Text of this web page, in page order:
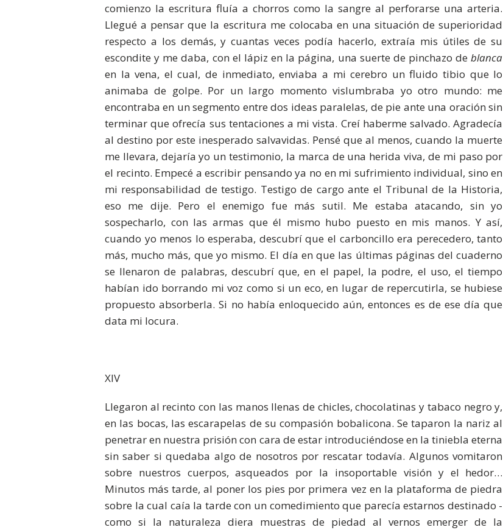
comienzo la escritura fluía a chorros como la sangre al perforarse una arteria.
Llegué a pensar que la escritura me colocaba en una situación de superioridad
respecto a los demás, y cuantas veces podía hacerlo, extraía mis útiles de su
escondite y me daba, con el lápiz en la página, una suerte de pinchazo deblanca
en la vena, el cual, de inmediato, enviaba a mi cerebro un fluido tibio que lo
animaba de golpe. Por un largo momento vislumbraba yo otro mundo: me
encontraba en un segmento entre dos ideas paralelas, de pie ante una oración sin
terminar que ofrecía sus tentaciones a mi vista. Creí haberme salvado. Agradecía
al destino por este inesperado salvavidas. Pensé que al menos, cuando la muerte
me llevara, dejaría yo un testimonio, la marca de una herida viva, de mi paso por
el recinto. Empecé a escribir pensando ya no en mi sufrimiento individual, sino en
mi responsabilidad de testigo. Testigo de cargo ante el Tribunal de la Historia,
eso me dije. Pero el enemigo fue más sutil. Me estaba atacando, sin yo
sospecharlo, con las armas que él mismo hubo puesto en mis manos. Y así,
cuando yo menos lo esperaba, descubrí que el carboncillo era perecedero, tanto
más, mucho más, que yo mismo. El día en que las últimas páginas del cuaderno
se llenaron de palabras, descubrí que, en el papel, la podre, el uso, el tiempo
habían ido borrando mi voz como si un eco, en lugar de repercutirla, se hubiese
propuesto absorberla. Si no había enloquecido aún, entonces es de ese día que
data mi locura.
XIV
Llegaron al recinto con las manos llenas de chicles, chocolatinas y tabaco negro y,
en las bocas, las escarapelas de su compasión bobalicona. Se taparon la nariz al
penetrar en nuestra prisión con cara de estar introduciéndose en la tiniebla eterna
sin saber si quedaba algo de nosotros por rescatar todavía. Algunos vomitaron
sobre nuestros cuerpos, asqueados por la insoportable visión y el hedor…
Minutos más tarde, al poner los pies por primera vez en la plataforma de piedra
sobre la cual caía la tarde con un comedimiento que parecía estarnos destinado -
como si la naturaleza diera muestras de piedad al vernos emerger de la